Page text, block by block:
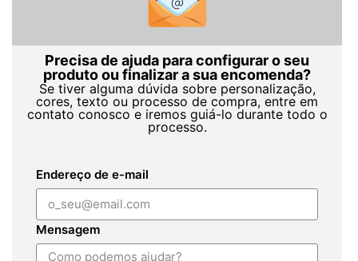
Precisa de ajuda para configurar o seu
produto ou finalizar a sua encomenda?
Se tiver alguma dúvida sobre personalização,
cores, texto ou processo de compra, entre em
contato conosco e iremos guiá-lo durante todo o
processo.
Endereço de e-mail
Mensagem